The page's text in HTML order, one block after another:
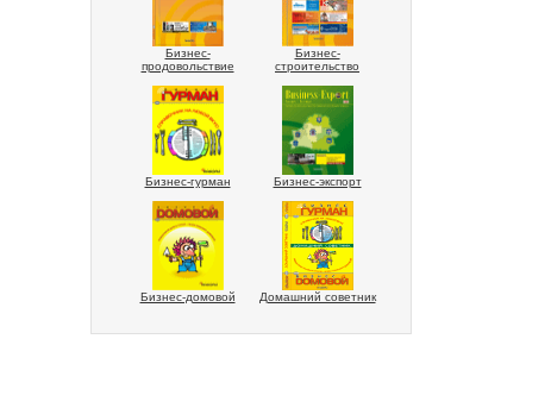
Бизнес-
продовольствие
Бизнес-
строительство
Бизнес-гурман Бизнес-экспорт
Бизнес-домовой Домашний советник